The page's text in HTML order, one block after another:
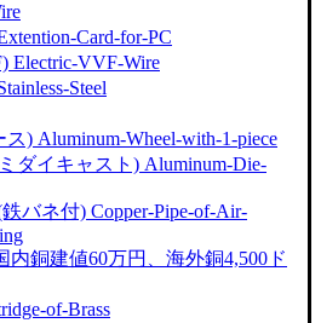
Card-for-PC
Electric-VVF-Wire
Steel
) Aluminum-Wheel-with-1-piece
ダイキャスト) Aluminum-Die-
バネ付) Copper-Pipe-of-Air-
銅建値60万円、海外銅4,500ド
of-Brass